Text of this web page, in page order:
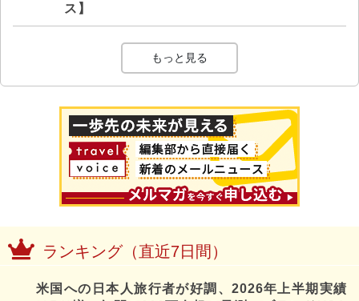
ス】
もっと見る
ランキング（直近7日間）
米国への日本人旅行者が好調、2026年上半期実績